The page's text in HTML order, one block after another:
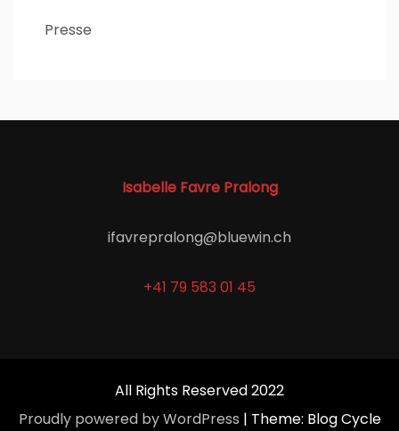
Presse
Isabelle Favre Pralong
ifavrepralong@bluewin.ch
+41 79 583 01 45
All Rights Reserved 2022
Proudly powered by WordPress | Theme: Blog Cycle